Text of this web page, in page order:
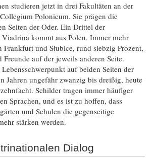
studieren jetzt in drei Fakultäten an der
Polonicum. Sie prägen die
Seiten der Oder. Ein Drittel der
Viadrina kommt aus Polen. Immer mehr
Frankfurt und Słubice, rund siebzig Prozent,
Freunde auf der jeweils anderen Seite.
auf beiden Seiten der
Jahren ungefähr zwanzig bis dreißig, heute
Schilder tragen immer häufiger
Sprachen, und es ist zu hoffen, dass
und Schulen die gegenseitige
stärken werden.
Dialog